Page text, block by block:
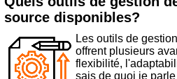
source disponibles?
Les outils de
offrent plusieurs
flexibilité,
sais de quoi je